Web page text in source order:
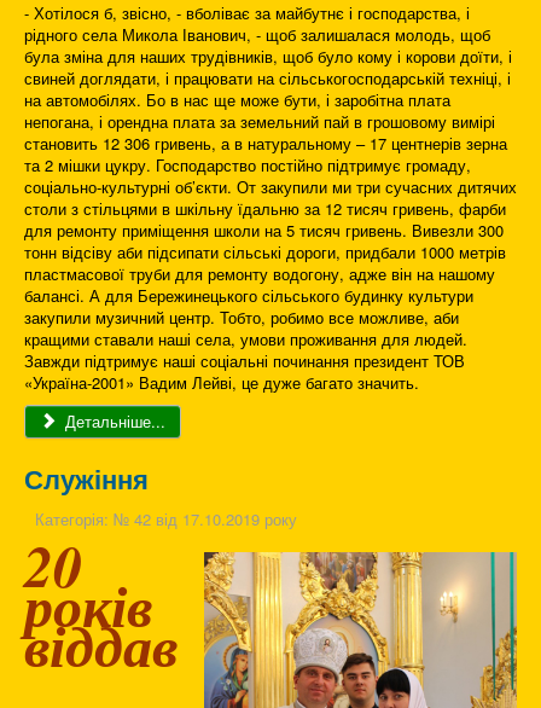
- Хотілося б, звісно, - вболіває за майбутнє і господарства, і
рідного села Микола Іванович, - щоб залишалася молодь, щоб
була зміна для наших трудівників, щоб було кому і корови доїти, і
свиней доглядати, і працювати на сільськогосподарській техніці, і
на автомобілях. Бо в нас ще може бути, і заробітна плата
непогана, і орендна плата за земельний пай в грошовому вимірі
становить 12 306 гривень, а в натуральному – 17 центнерів зерна
та 2 мішки цукру. Господарство постійно підтримує громаду,
соціально-культурні об’єкти. От закупили ми три сучасних дитячих
столи з стільцями в шкільну їдальню за 12 тисяч гривень, фарби
для ремонту приміщення школи на 5 тисяч гривень. Вивезли 300
тонн відсіву аби підсипати сільські дороги, придбали 1000 метрів
пластмасової труби для ремонту водогону, адже він на нашому
балансі. А для Бережинецького сільського будинку культури
закупили музичний центр. Тобто, робимо все можливе, аби
кращими ставали наші села, умови проживання для людей.
Завжди підтримує наші соціальні починання президент ТОВ
«Україна-2001» Вадим Лейві, це дуже багато значить.
Детальніше...
Служіння
Категорія: № 42 від 17.10.2019 року
20
років
віддав